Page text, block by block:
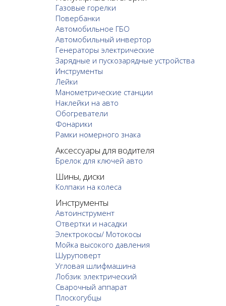
Газовые горелки
Повербанки
Автомобильное ГБО
Автомобильный инвертор
Генераторы электрические
Зарядные и пускозарядные устройства
Инструменты
Лейки
Манометрические станции
Наклейки на авто
Обогреватели
Фонарики
Рамки номерного знака
Аксессуары для водителя
Брелок для ключей авто
Шины, диски
Колпаки на колеса
Инструменты
Автоинструмент
Отвертки и насадки
Электрокосы/ Мотокосы
Мойка высокого давления
Шуруповерт
Угловая шлифмашина
Лобзик электрический
Сварочный аппарат
Плоскогубцы